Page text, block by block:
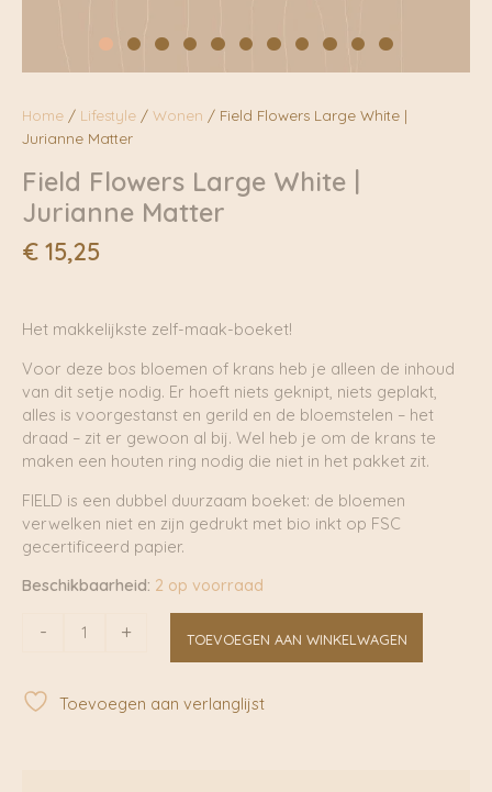
Home / Lifestyle / Wonen / Field Flowers Large White |
Jurianne Matter
Field Flowers Large White |
Jurianne Matter
€ 15,25
Het makkelijkste zelf-maak-boeket!
Voor deze bos bloemen of krans heb je alleen de inhoud
van dit setje nodig. Er hoeft niets geknipt, niets geplakt,
alles is voorgestanst en gerild en de bloemstelen – het
draad – zit er gewoon al bij. Wel heb je om de krans te
maken een houten ring nodig die niet in het pakket zit.
FIELD is een dubbel duurzaam boeket: de bloemen
verwelken niet en zijn gedrukt met bio inkt op FSC
gecertificeerd papier.
Beschikbaarheid: 2 op voorraad
-
White
+ TOEVOEGEN AAN WINKELWAGEN
Toevoegen aan verlanglijst